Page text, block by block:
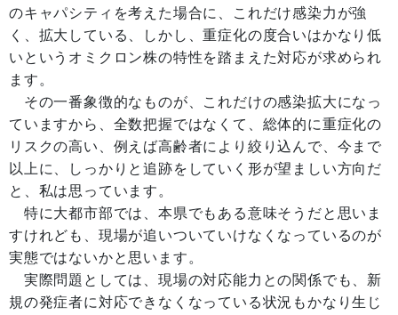
のキャパシティを考えた場合に、これだけ感染力が強
く、拡大している、しかし、重症化の度合いはかなり低
いというオミクロン株の特性を踏まえた対応が求められ
ます。
その一番象徴的なものが、これだけの感染拡大になっ
ていますから、全数把握ではなくて、総体的に重症化の
リスクの高い、例えば高齢者により絞り込んで、今まで
以上に、しっかりと追跡をしていく形が望ましい方向だ
と、私は思っています。
特に大都市部では、本県でもある意味そうだと思いま
すけれども、現場が追いついていけなくなっているのが
実態ではないかと思います。
実際問題としては、現場の対応能力との関係でも、新
規の発症者に対応できなくなっている状況もかなり生じ